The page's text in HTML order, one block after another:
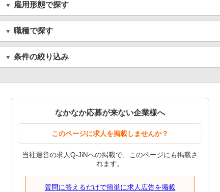
雇用形態で探す
職種で探す
条件の絞り込み
なかなか応募が来ない企業様へ
このページに求人を掲載しませんか？
当社運営の求人Q-JiNへの掲載で、このページにも掲載さ
れます。
質問に答えるだけで簡単に求人広告を掲載